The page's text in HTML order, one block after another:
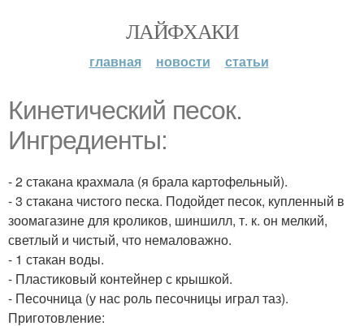
ЛАЙФХАКИ
главная новости статьи
Кинетический песок.
Ингредиенты:
- 2 стакана крахмала (я брала картофельный).
- 3 стакана чистого песка. Подойдет песок, купленный в
зоомагазине для кроликов, шиншилл, т. к. он мелкий,
светлый и чистый, что немаловажно.
- 1 стакан воды.
- Пластиковый контейнер с крышкой.
- Песочница (у нас роль песочницы играл таз).
Приготовление: